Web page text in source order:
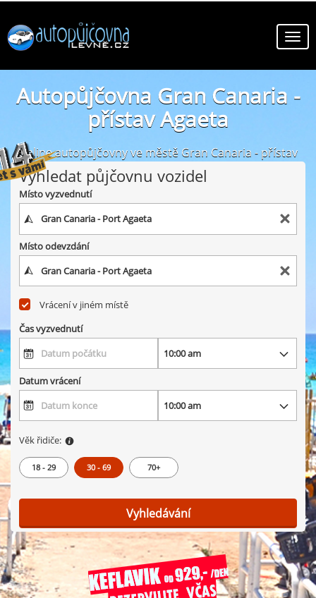
Autopůjčovna Gran Canaria -
přístav Agaeta
online autopůjčovny ve městě Gran Canaria - přístav
Vyhledat půjčovnu vozidel
Místo vyzvednutí
Místo odevzdání
Vrácení v jiném místě
Čas vyzvednutí
Datum vrácení
Věk řidiče:
18 - 29 30 - 69 70+
Vyhledávání